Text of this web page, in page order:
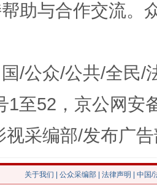
！ 谢
助与合作交流。
/公众/公共/全民/
1至52，京公网安
视采编部/发布广
关于我们 公众采编部 法律声明 | 中国